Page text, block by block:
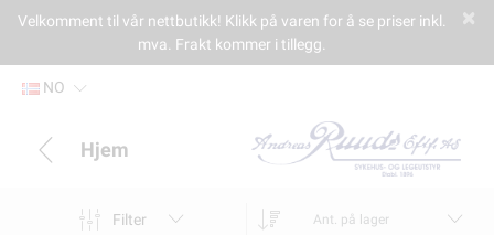
Velkomment til vår nettbutikk! Klikk på varen for å se priser inkl.
mva. Frakt kommer i tillegg.
NO
Hjem
Filter Ant. på lager